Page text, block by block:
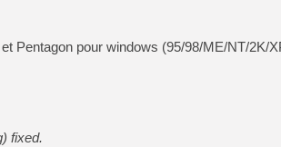
[Mo5] DOOM arrive en
[GK] Bethesda fête les 30
[GK] Roblox : l'action en
[GK] Agenda - GeForce
[LS] [PS5] ps5-y2jb-
Pentagon pour windows (95/98/ME/NT/2K/
fixed.